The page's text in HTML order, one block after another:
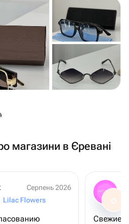
магазини в Єревані
Серпень 2026
Lilac Flowers O
Свежие